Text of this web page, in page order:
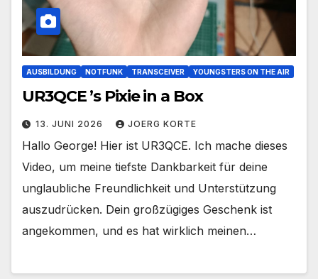
AUSBILDUNG NOTFUNK TRANSCEIVER YOUNGSTERS ON THE AIR
UR3QCE ’s Pixie in a Box
13. JUNI 2026 JOERG KORTE
Hallo George! Hier ist UR3QCE. Ich mache dieses
Video, um meine tiefste Dankbarkeit für deine
unglaubliche Freundlichkeit und Unterstützung
auszudrücken. Dein großzügiges Geschenk ist
angekommen, und es hat wirklich meinen…